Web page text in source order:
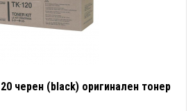
черен (black) оригинален тонер